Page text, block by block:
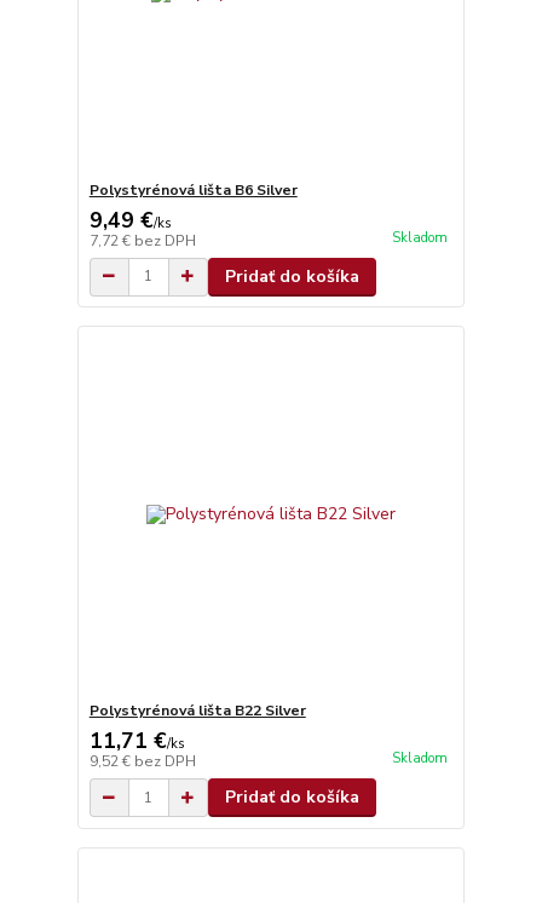
Polystyrénová lišta B6 Silver
9,49 €/ks
7,72 € bez DPH Skladom
Pridať do košíka
Polystyrénová lišta B22 Silver
11,71 €/ks
9,52 € bez DPH Skladom
Pridať do košíka